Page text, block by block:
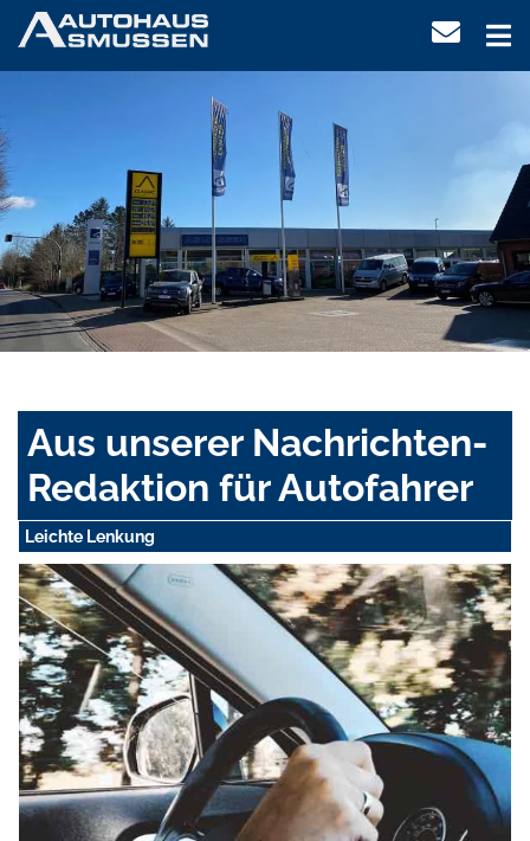
Aus unserer Nachrichten-
Redaktion für Autofahrer
Leichte Lenkung